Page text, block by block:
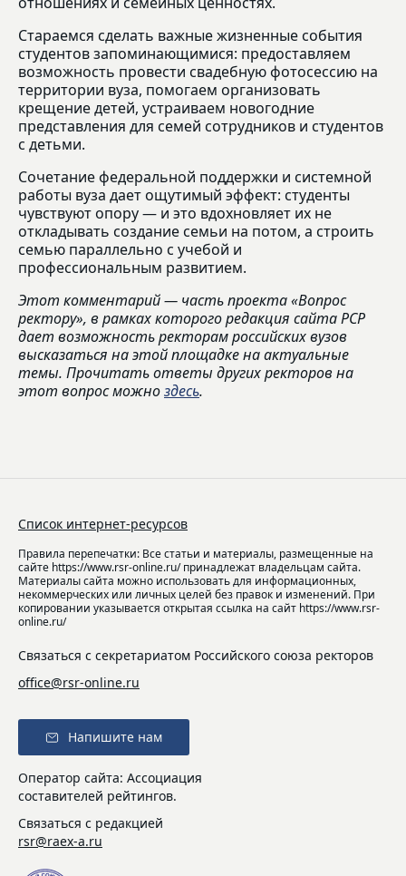
Стараемся сделать важные жизненные события
студентов запоминающимися: предоставляем
возможность провести свадебную фотосессию на
территории вуза, помогаем организовать
крещение детей, устраиваем новогодние
представления для семей сотрудников и студентов
с детьми.
Сочетание федеральной поддержки и системной
работы вуза дает ощутимый эффект: студенты
чувствуют опору — и это вдохновляет их не
откладывать создание семьи на потом, а строить
семью параллельно с учебой и
профессиональным развитием.
Этот комментарий — часть проекта «Вопрос
ректору», в рамках которого редакция сайта РСР
дает возможность ректорам российских вузов
высказаться на этой площадке на актуальные
темы. Прочитать ответы других ректоров на
этот вопрос можноздесь.
Список интернет-ресурсов
Правила перепечатки: Все статьи и материалы, размещенные на
сайте https://www.rsr-online.ru/ принадлежат владельцам сайта.
Материалы сайта можно использовать для информационных,
некоммерческих или личных целей без правок и изменений. При
копировании указывается открытая ссылка на сайт https://www.rsr-
online.ru/
Связаться с секретариатом Российского союза ректоров
office@rsr-online.ru
Напишите нам
Оператор сайта: Ассоциация
составителей рейтингов.
Связаться с редакцией
rsr@raex-a.ru